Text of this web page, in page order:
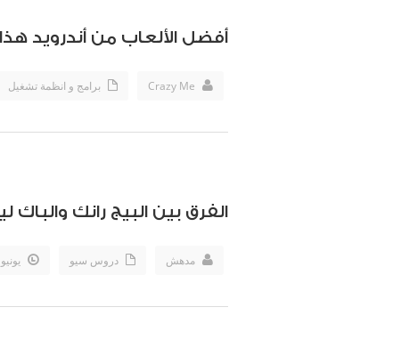
أفضل الألعاب من أندرويد
Crazy Me برامج و انظمة تشغيل
الفرق بين البيج رانك
مدهش دروس سيو يونيو 30th, 2012